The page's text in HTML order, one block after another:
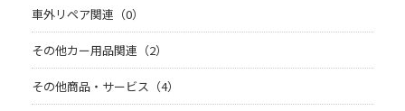
車外リペア関連（0）
その他カー用品関連（2）
その他商品・サービス（4）